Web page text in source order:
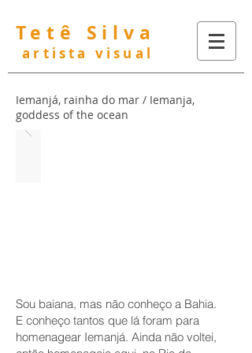
Tetê Silva
artista visual
Iemanjá, rainha do mar / Iemanja,
goddess of the ocean
Sou baiana, mas não conheço a Bahia.
E conheço tantos que lá foram para
homenagear Iemanjá. Ainda não voltei,